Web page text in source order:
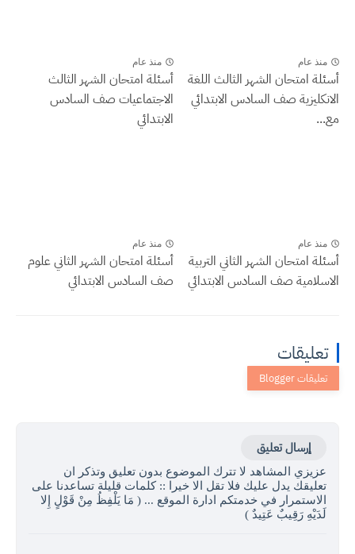
منذ عام
أسئلة امتحان الشهر الثالث اللغة
الانكليزية صف السادس الابتدائي
مع...
منذ عام
أسئلة امتحان الشهر الثالث
الاجتماعيات صف السادس
الابتدائي
منذ عام
أسئلة امتحان الشهر الثاني التربية
الاسلامية صف السادس الابتدائي
منذ عام
أسئلة امتحان الشهر الثاني علوم
صف السادس الابتدائي
تعليقات
إرسال تعليق
عزيزي المشاهد لا تترك الموضوع بدون تعليق وتذكر ان
تعليقك يدل عليك فلا تقل الا خيرا :: كلمات قليلة تساعدنا على
الاستمرار في خدمتكم ادارة الموقع ... ( مَا يَلْفِظُ مِنْ قَوْلٍ إِلا
لَدَيْهِ رَقِيبٌ عَتِيدٌ )